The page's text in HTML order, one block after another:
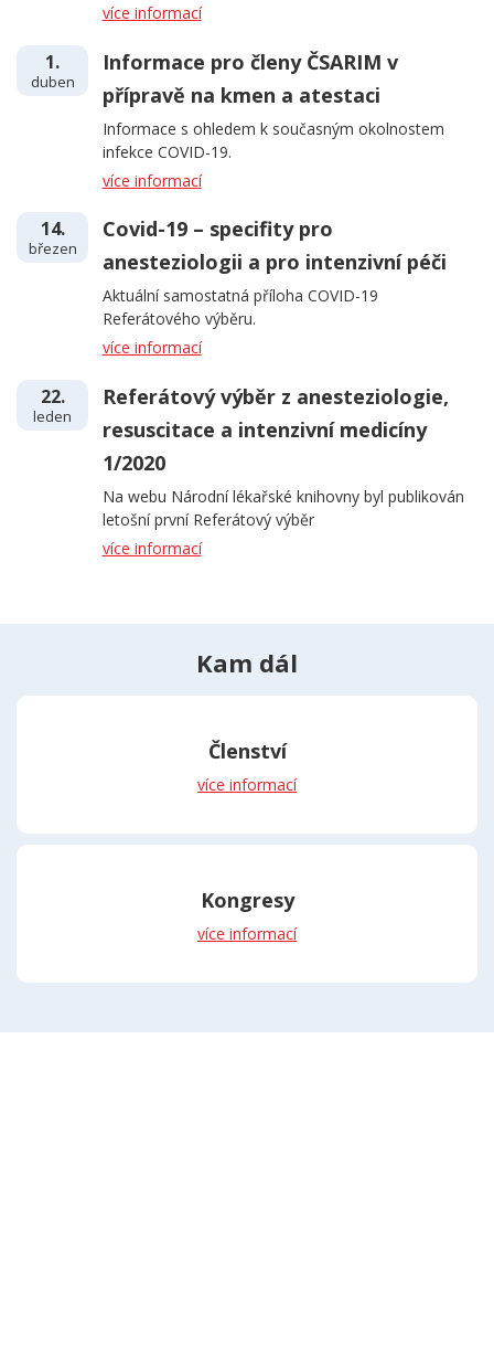
více informací
1.
duben
Informace pro členy ČSARIM v
přípravě na kmen a atestaci
Informace s ohledem k současným okolnostem
infekce COVID-19.
více informací
14.
březen
Covid-19 – specifity pro
anesteziologii a pro intenzivní péči
Aktuální samostatná příloha COVID-19
Referátového výběru.
více informací
22.
leden
Referátový výběr z anesteziologie,
resuscitace a intenzivní medicíny
1/2020
Na webu Národní lékařské knihovny byl publikován
letošní první Referátový výběr
více informací
Kam dál
Členství
více informací
Kongresy
více informací